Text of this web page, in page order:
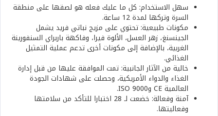
سهل الاستخدام: كل ما عليك فعله هو لصقها على منطقة
السرة وتركها لمدة 12 ساعة.
مكونات طبيعية: تحتوي على مزيج نباتي فريد يشمل
الجينسنغ، زهر العسل، الألوة فيرا، وفاكهة باربراي السنفورينة
الغربية، بالإضافة إلى مكونات أخرى تدعم عملية التمثيل
الغذائي.
خالية من الآثار الجانبية: تمت الموافقة عليها من قبل إدارة
الغذاء والدواء الأمريكية، وحصلت على شهادات الجودة
العالمية CE وISO 9000.
آمنة وفعالة: خضعت لـ 28 اختبارا للتأكد من سلامتها
وفعاليتها.